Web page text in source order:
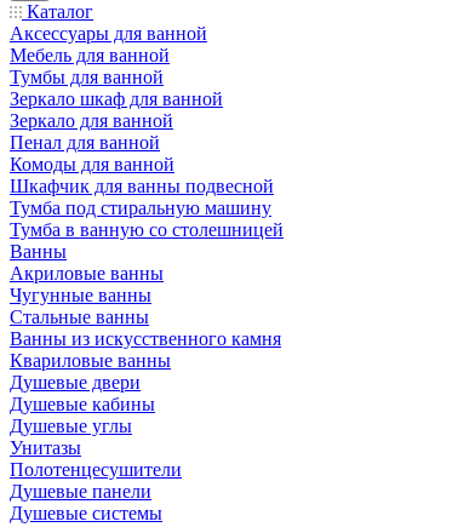
Каталог
Аксессуары для ванной
Мебель для ванной
Тумбы для ванной
Зеркало шкаф для ванной
Зеркало для ванной
Пенал для ванной
Комоды для ванной
Шкафчик для ванны подвесной
Тумба под стиральную машину
Тумба в ванную со столешницей
Ванны
Акриловые ванны
Чугунные ванны
Стальные ванны
Ванны из искусственного камня
Квариловые ванны
Душевые двери
Душевые кабины
Душевые углы
Унитазы
Полотенцесушители
Душевые панели
Душевые системы